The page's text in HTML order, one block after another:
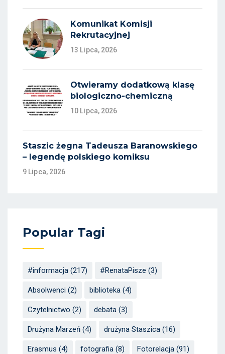
Komunikat Komisji
Rekrutacyjnej
13 Lipca, 2026
Otwieramy dodatkową klasę
biologiczno-chemiczną
10 Lipca, 2026
Staszic żegna Tadeusza Baranowskiego
– legendę polskiego komiksu
9 Lipca, 2026
Popular Tagi
#informacja (217) #RenataPisze (3)
Absolwenci (2) biblioteka (4)
Czytelnictwo (2) debata (3)
Drużyna Marzeń (4) drużyna Staszica (16)
Erasmus (4) fotografia (8) Fotorelacja (91)